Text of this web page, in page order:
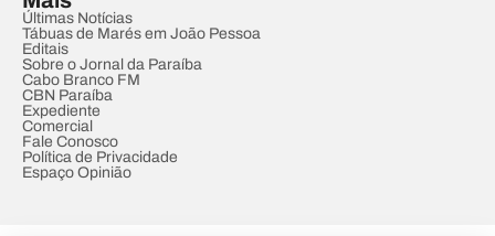
Últimas Notícias
Tábuas de Marés em João Pessoa
Editais
Sobre o Jornal da Paraíba
Cabo Branco FM
CBN Paraíba
Expediente
Comercial
Fale Conosco
Política de Privacidade
Espaço Opinião